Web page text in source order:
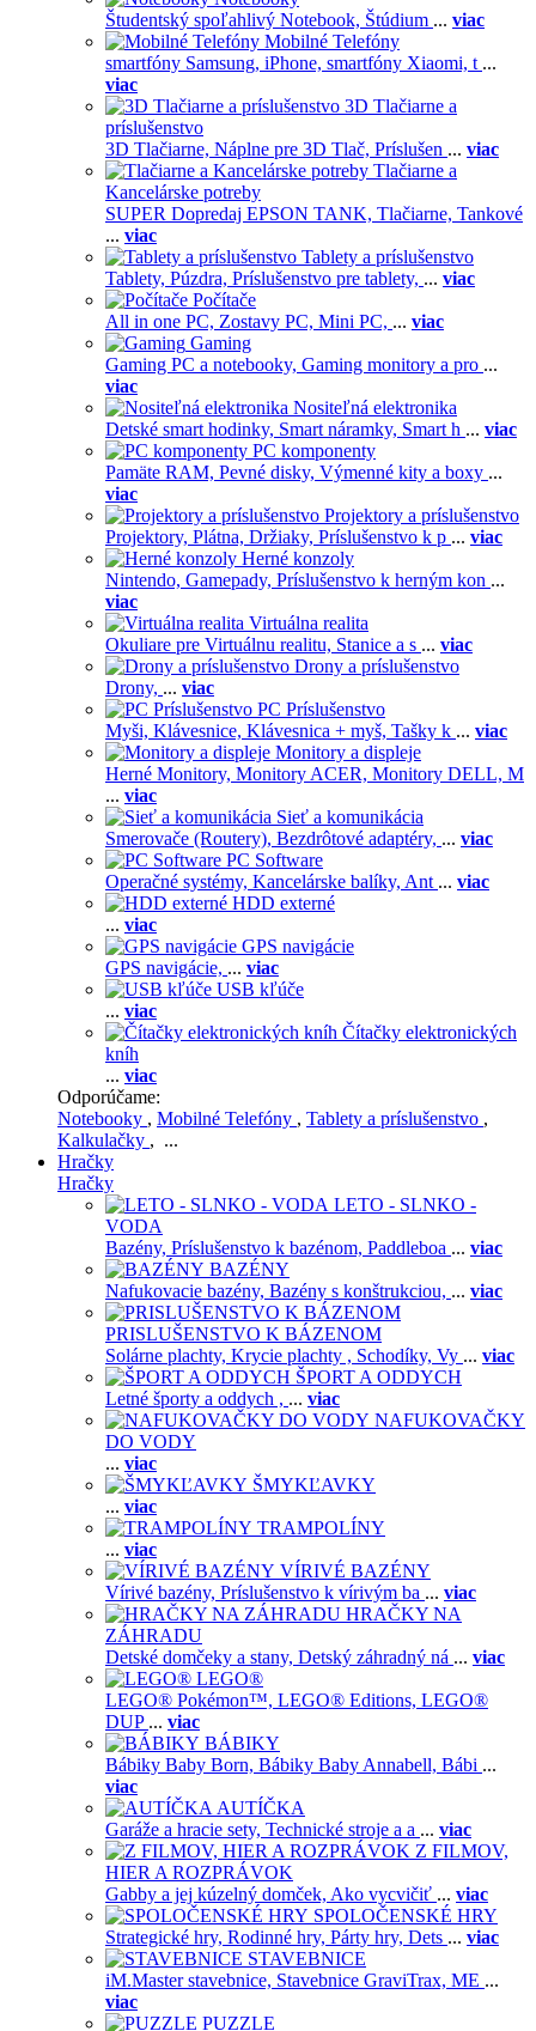
Študentský spoľahlivý Notebook, Štúdium ... viac
Mobilné Telefóny
smartfóny Samsung, iPhone, smartfóny Xiaomi, t ...
viac
3D Tlačiarne a
príslušenstvo
3D Tlačiarne, Náplne pre 3D Tlač, Príslušen ... viac
Tlačiarne a
Kancelárske potreby
SUPER Dopredaj EPSON TANK, Tlačiarne, Tankové
... viac
Tablety a príslušenstvo
Tablety, Púzdra, Príslušenstvo pre tablety, ... viac
Počítače
All in one PC, Zostavy PC, Mini PC, ... viac
Gaming
Gaming PC a notebooky, Gaming monitory a pro ...
viac
Nositeľná elektronika
Detské smart hodinky, Smart náramky, Smart h ... viac
PC komponenty
Pamäte RAM, Pevné disky, Výmenné kity a boxy ...
viac
Projektory a príslušenstvo
Projektory, Plátna, Držiaky, Príslušenstvo k p ... viac
Herné konzoly
Nintendo, Gamepady, Príslušenstvo k herným kon ...
viac
Virtuálna realita
Okuliare pre Virtuálnu realitu, Stanice a s ... viac
Drony a príslušenstvo
Drony, ... viac
PC Príslušenstvo
Myši, Klávesnice, Klávesnica + myš, Tašky k ... viac
Monitory a displeje
Herné Monitory, Monitory ACER, Monitory DELL, M
... viac
Sieť a komunikácia
Smerovače (Routery), Bezdrôtové adaptéry, ... viac
PC Software
Operačné systémy, Kancelárske balíky, Ant ... viac
HDD externé
... viac
GPS navigácie
GPS navigácie, ... viac
USB kľúče
... viac
Čítačky elektronických
kníh
... viac
Odporúčame:
Notebooky , Mobilné Telefóny , Tablety a príslušenstvo ,
Kalkulačky , ...
Hračky
Hračky
LETO - SLNKO -
VODA
Bazény, Príslušenstvo k bazénom, Paddleboa ... viac
BAZÉNY
Nafukovacie bazény, Bazény s konštrukciou, ... viac
PRISLUŠENSTVO K BÁZENOM
Solárne plachty, Krycie plachty , Schodíky, Vy ... viac
ŠPORT A ODDYCH
Letné športy a oddych , ... viac
NAFUKOVAČKY
DO VODY
... viac
ŠMYKĽAVKY
... viac
TRAMPOLÍNY
... viac
VÍRIVÉ BAZÉNY
Vírivé bazény, Príslušenstvo k vírivým ba ... viac
HRAČKY NA
ZÁHRADU
Detské domčeky a stany, Detský záhradný ná ... viac
LEGO®
LEGO® Pokémon™, LEGO® Editions, LEGO®
DUP ... viac
BÁBIKY
Bábiky Baby Born, Bábiky Baby Annabell, Bábi ...
viac
AUTÍČKA
Garáže a hracie sety, Technické stroje a a ... viac
Z FILMOV,
HIER A ROZPRÁVOK
Gabby a jej kúzelný domček, Ako vycvičiť ... viac
SPOLOČENSKÉ HRY
Strategické hry, Rodinné hry, Párty hry, Dets ... viac
STAVEBNICE
iM.Master stavebnice, Stavebnice GraviTrax, ME ...
viac
PUZZLE